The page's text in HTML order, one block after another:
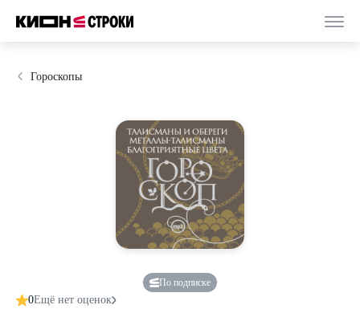
Гороскопы
По подписке
0Ещё нет оценок